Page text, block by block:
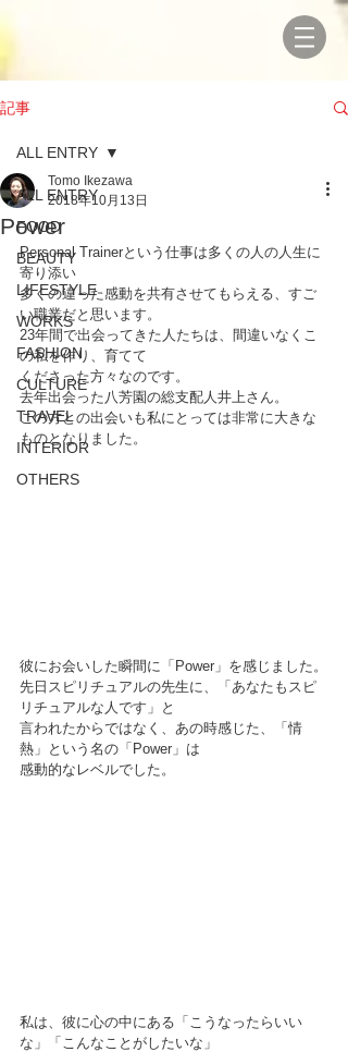
記事
ALL ENTRY
FOOD
BEAUTY
LIFESTYLE
WORKS
FASHION
CULTURE
TRAVEL
INTERIOR
OTHERS
ALL ENTRY
Power
Tomo Ikezawa
2018年10月13日
Personal Trainerという仕事は多くの人の人生に
寄り添い
多くの違った感動を共有させてもらえる、すご
い職業だと思います。
23年間で出会ってきた人たちは、間違いなくこ
の私を作り、育てて
くださった方々なのです。
去年出会った八芳園の総支配人井上さん。
この方との出会いも私にとっては非常に大きな
ものとなりました。
彼にお会いした瞬間に「Power」を感じました。
先日スピリチュアルの先生に、「あなたもスピ
リチュアルな人です」と
言われたからではなく、あの時感じた、「情
熱」という名の「Power」は
感動的なレベルでした。
私は、彼に心の中にある「こうなったらいい
な」「こんなことがしたいな」